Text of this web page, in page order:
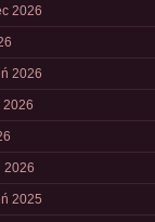
2026
2026
2026
2026
2025